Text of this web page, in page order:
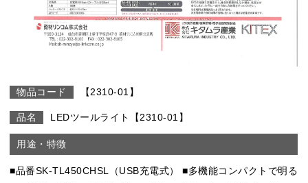
【2310-01】
LEDツールライト【2310-01】
■品番SK-TL450CHSL（USB充電式） ■多機能コンパクトで明る